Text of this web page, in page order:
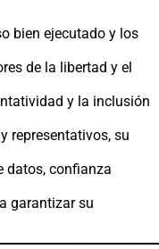
bien ejecutado y los
de la libertad y el
y la inclusión
representativos, su
datos, confianza
garantizar su